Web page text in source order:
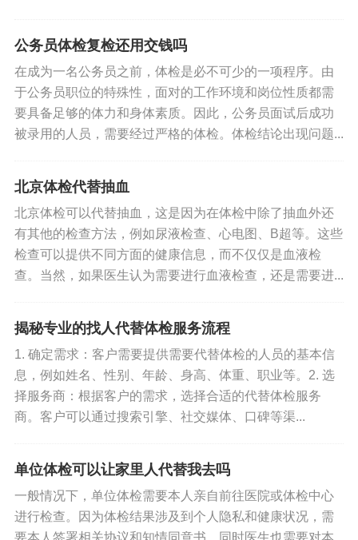
是涉及到心脏、肝脏、盆腔、视力等方面的手术。
为了确保顺利通过出国体检，建议在进行这些手术
时咨询医生了解手术后的影响，并留存好手术的详
细资料和体检报告。
公务员体检复检还用交钱吗
在成为一名公务员之前，体检是必不可少的一项程序。由
于公务员职位的特殊性，面对的工作环境和岗位性质都需
要具备足够的体力和身体素质。因此，公务员面试后成功
被录用的人员，需要经过严格的体检。体检结论出现问题...
北京体检代替抽血
北京体检可以代替抽血，这是因为在体检中除了抽血外还
有其他的检查方法，例如尿液检查、心电图、B超等。这些
检查可以提供不同方面的健康信息，而不仅仅是血液检
查。当然，如果医生认为需要进行血液检查，还是需要进...
揭秘专业的找人代替体检服务流程
1. 确定需求：客户需要提供需要代替体检的人员的基本信
息，例如姓名、性别、年龄、身高、体重、职业等。2. 选
择服务商：根据客户的需求，选择合适的代替体检服务
商。客户可以通过搜索引擎、社交媒体、口碑等渠...
单位体检可以让家里人代替我去吗
一般情况下，单位体检需要本人亲自前往医院或体检中心
进行检查。因为体检结果涉及到个人隐私和健康状况，需
要本人签署相关协议和知情同意书，同时医生也需要对本